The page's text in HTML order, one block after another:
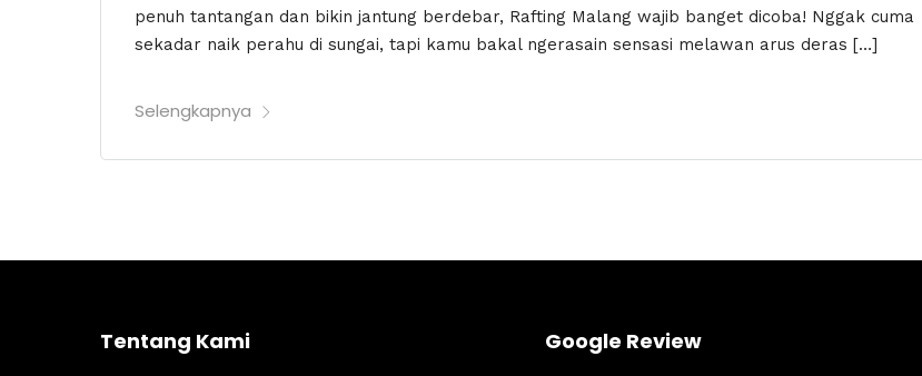
penuh tantangan dan bikin jantung berdebar, Rafting Malang wajib banget dicoba! Nggak cuma
sekadar naik perahu di sungai, tapi kamu bakal ngerasain sensasi melawan arus deras […]
Selengkapnya
Tentang Kami Google Review